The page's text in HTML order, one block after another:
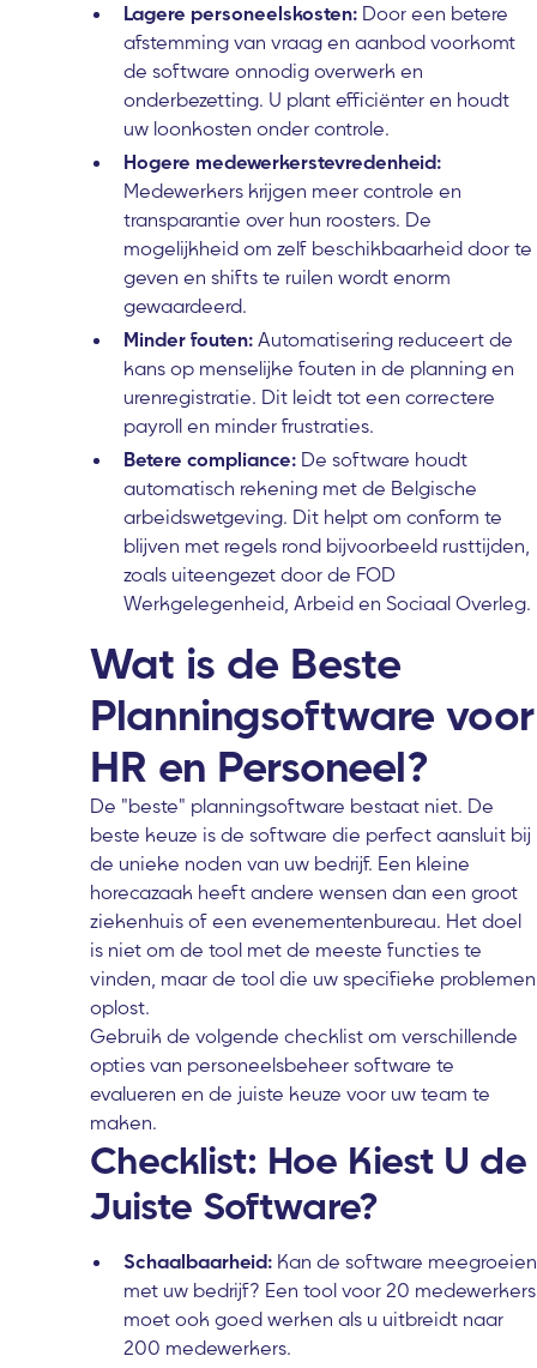
Lagere personeelskosten: Door een betere
afstemming van vraag en aanbod voorkomt
de software onnodig overwerk en
onderbezetting. U plant efficiënter en houdt
uw loonkosten onder controle.
Hogere medewerkerstevredenheid:
Medewerkers krijgen meer controle en
transparantie over hun roosters. De
mogelijkheid om zelf beschikbaarheid door te
geven en shifts te ruilen wordt enorm
gewaardeerd.
Minder fouten: Automatisering reduceert de
kans op menselijke fouten in de planning en
urenregistratie. Dit leidt tot een correctere
payroll en minder frustraties.
Betere compliance: De software houdt
automatisch rekening met de Belgische
arbeidswetgeving. Dit helpt om conform te
blijven met regels rond bijvoorbeeld rusttijden,
zoals uiteengezet door de FOD
Werkgelegenheid, Arbeid en Sociaal Overleg.
Wat is de Beste
Planningsoftware voor
HR en Personeel?
De "beste" planningsoftware bestaat niet. De
beste keuze is de software die perfect aansluit bij
de unieke noden van uw bedrijf. Een kleine
horecazaak heeft andere wensen dan een groot
ziekenhuis of een evenementenbureau. Het doel
is niet om de tool met de meeste functies te
vinden, maar de tool die uw specifieke problemen
oplost.
Gebruik de volgende checklist om verschillende
opties van personeelsbeheer software te
evalueren en de juiste keuze voor uw team te
maken.
Checklist: Hoe Kiest U de
Juiste Software?
Schaalbaarheid: Kan de software meegroeien
met uw bedrijf? Een tool voor 20 medewerkers
moet ook goed werken als u uitbreidt naar
200 medewerkers.